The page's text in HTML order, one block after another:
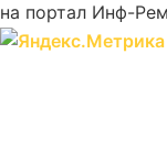
на портал Инф-